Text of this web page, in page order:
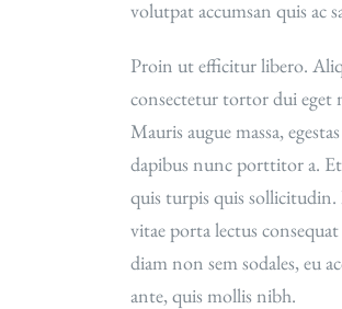
volutpat accumsan quis ac
Proin ut efficitur libero.
consectetur tortor dui eget
Mauris augue massa,
dapibus nunc porttitor a.
quis turpis quis sollicitudin.
vitae porta lectus
diam non sem sodales, eu
ante, quis mollis nibh.